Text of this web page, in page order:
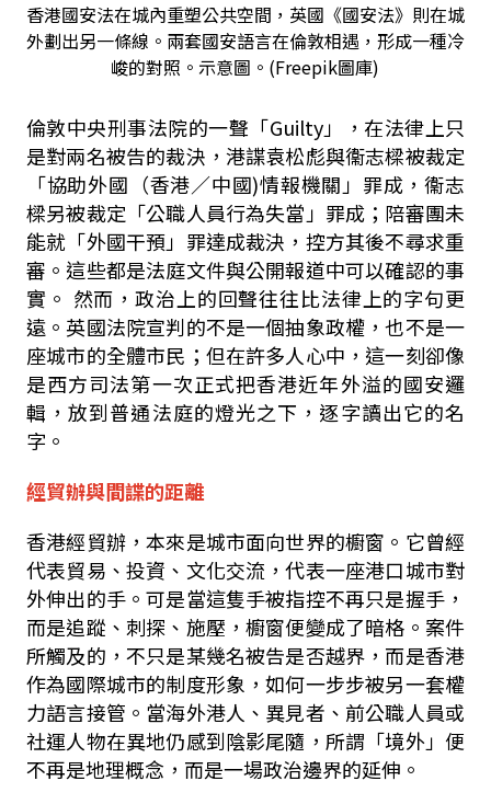
香港國安法在城內重塑公共空間，英國《國安法》則在城
外劃出另一條線。兩套國安語言在倫敦相遇，形成一種冷
峻的對照。示意圖。(Freepik圖庫)
倫敦中央刑事法院的一聲「Guilty」，在法律上只
是對兩名被告的裁決，港諜袁松彪與衞志樑被裁定
「協助外國（香港／中國)情報機關」罪成，衞志
樑另被裁定「公職人員行為失當」罪成；陪審團未
能就「外國干預」罪達成裁決，控方其後不尋求重
審。這些都是法庭文件與公開報道中可以確認的事
實。 然而，政治上的回聲往往比法律上的字句更
遠。英國法院宣判的不是一個抽象政權，也不是一
座城市的全體市民；但在許多人心中，這一刻卻像
是西方司法第一次正式把香港近年外溢的國安邏
輯，放到普通法庭的燈光之下，逐字讀出它的名
字。
經貿辦與間諜的距離
香港經貿辦，本來是城市面向世界的櫥窗。它曾經
代表貿易、投資、文化交流，代表一座港口城市對
外伸出的手。可是當這隻手被指控不再只是握手，
而是追蹤、刺探、施壓，櫥窗便變成了暗格。案件
所觸及的，不只是某幾名被告是否越界，而是香港
作為國際城市的制度形象，如何一步步被另一套權
力語言接管。當海外港人、異見者、前公職人員或
社運人物在異地仍感到陰影尾隨，所謂「境外」便
不再是地理概念，而是一場政治邊界的延伸。